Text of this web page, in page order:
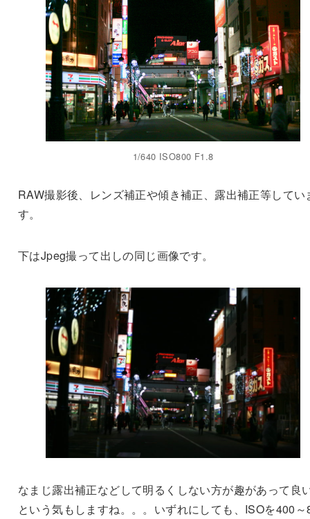
1/640 ISO800 F1.8
RAW撮影後、レンズ補正や傾き補正、露出補正等してい
す。
下はJpeg撮って出しの同じ画像です。
なまじ露出補正などして明るくしない方が趣があって良
という気もしますね。。。いずれにしても、ISOを400